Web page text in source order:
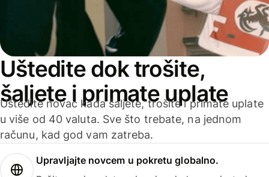
Uštedite dok trošite,
šaljete i primate uplate
Uštedite novac kada šaljete, trošite i primate uplate
u više od 40 valuta. Sve što trebate, na jednom
računu, kad god vam zatreba.
Upravljajte novcem u pokretu globalno.